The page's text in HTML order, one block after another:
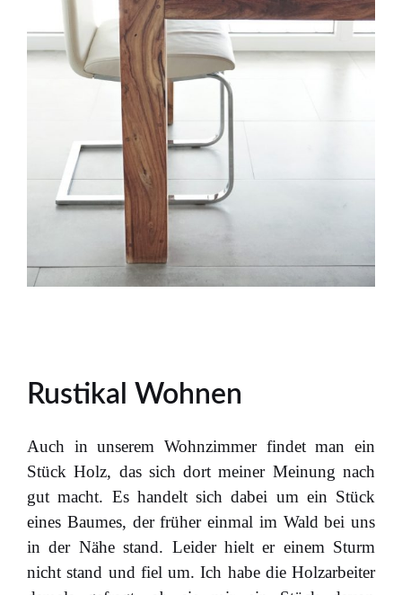
Rustikal Wohnen
Auch in unserem Wohnzimmer findet man ein
Stück Holz, das sich dort meiner Meinung nach
gut macht. Es handelt sich dabei um ein Stück
eines Baumes, der früher einmal im Wald bei uns
in der Nähe stand. Leider hielt er einem Sturm
nicht stand und fiel um. Ich habe die Holzarbeiter